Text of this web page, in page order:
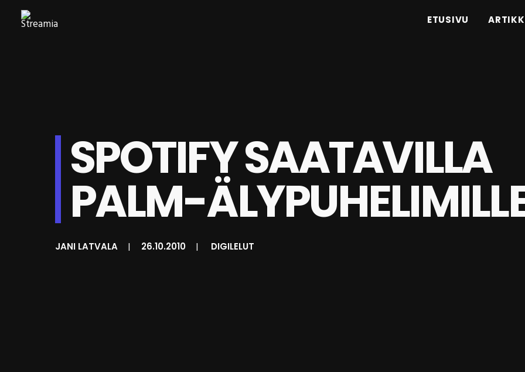
ETUSIVU
SPOTIFY SAATAVILLA
PALM-
JANI LATVALA | 26.10.2010 | DIGILELUT